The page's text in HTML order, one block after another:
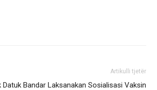
Artikulli tjetër
Datuk Bandar Laksanakan Sosialisasi Vaksin